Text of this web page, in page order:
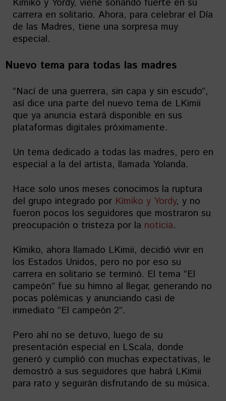
Kímiko y Yordy, viene sonando fuerte en su
carrera en solitario. Ahora, para celebrar el Día
de las Madres, tiene una sorpresa muy
especial.
Nuevo tema para todas las madres
“Nací de una guerrera, sin capa y sin escudo”,
así dice una parte del nuevo tema de LKimii
que ya anuncia estará disponible en sus
plataformas digitales próximamente.
Un tema dedicado a todas las madres, pero en
especial a la del artista, llamada Yolanda.
Hace solo unos meses conocimos la ruptura
del grupo integrado por Kímiko y Yordy, y no
fueron pocos los seguidores que mostraron su
preocupación o tristeza por la noticia.
Kímiko, ahora llamado LKimii, decidió vivir en
los Estados Unidos, pero no por eso su
carrera en solitario se terminó. El tema “El
campeón” fue su himno al llegar, generando no
pocas polémicas y anunciando casi de
inmediato “El campeón 2”.
Pero ahí no se detuvo, luego de su
presentación especial en LScala, donde
generó y cumplió con muchas expectativas, le
demostró a sus seguidores que habrá LKimii
para rato y seguirán disfrutando de su música.